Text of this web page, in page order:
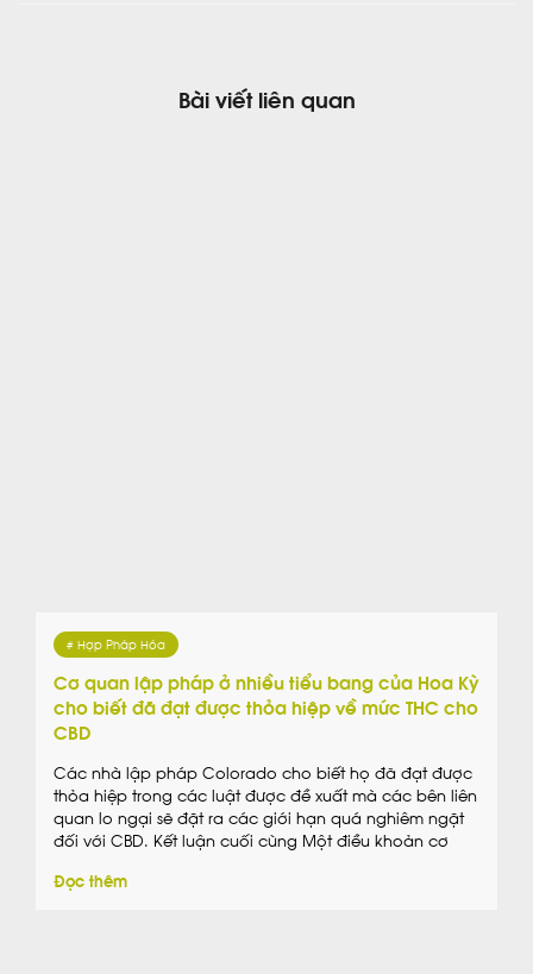
Bài viết liên quan
# Hợp Pháp Hóa
Cơ quan lập pháp ở nhiều tiểu bang của Hoa Kỳ
cho biết đã đạt được thỏa hiệp về mức THC cho
CBD
Các nhà lập pháp Colorado cho biết họ đã đạt được
thỏa hiệp trong các luật được đề xuất mà các bên liên
quan lo ngại sẽ đặt ra các giới hạn quá nghiêm ngặt
đối với CBD. Kết luận cuối cùng Một điều khoản cơ
Đọc thêm